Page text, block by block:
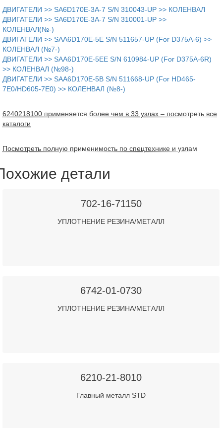
ДВИГАТЕЛИ >> SA6D170E-3A-7 S/N 310043-UP >> КОЛЕНВАЛ
ДВИГАТЕЛИ >> SA6D170E-3A-7 S/N 310001-UP >>
КОЛЕНВАЛ(№-)
ДВИГАТЕЛИ >> SAA6D170E-5E S/N 511657-UP (For D375A-6) >>
КОЛЕНВАЛ (№7-)
ДВИГАТЕЛИ >> SAA6D170E-5EE S/N 610984-UP (For D375A-6R)
>> КОЛЕНВАЛ (№98-)
ДВИГАТЕЛИ >> SAA6D170E-5B S/N 511668-UP (For HD465-
7E0/HD605-7E0) >> КОЛЕНВАЛ (№8-)
6240218100 применяется более чем в 33 узлах – посмотреть все
каталоги
Посмотреть полную применимость по спецтехнике и узлам
детали
702-16-71150
УПЛОТНЕНИЕ РЕЗИНА/МЕТАЛЛ
6742-01-0730
УПЛОТНЕНИЕ РЕЗИНА/МЕТАЛЛ
6210-21-8010
Главный металл STD